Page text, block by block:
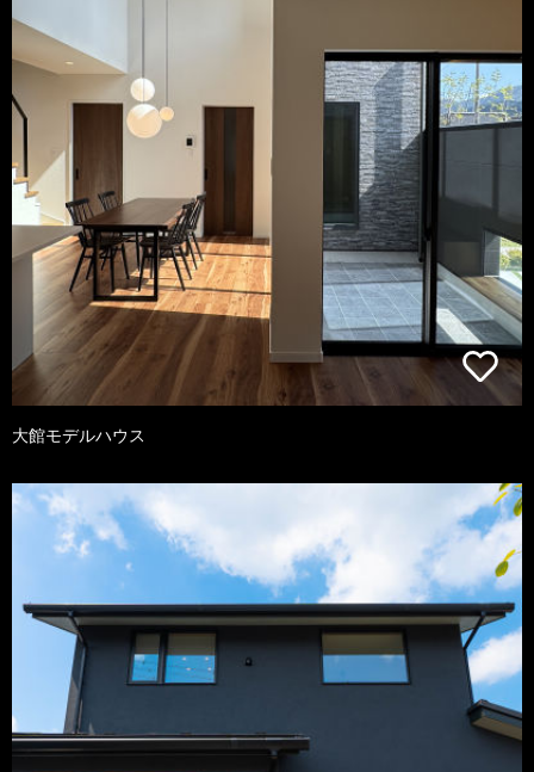
大館モデルハウス